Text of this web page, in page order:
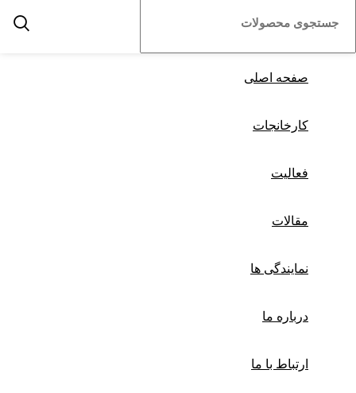
صفحه اصلی
کارخانجات
فعالیت
مقالات
نمایندگی ها
درباره ما
ارتباط با ما